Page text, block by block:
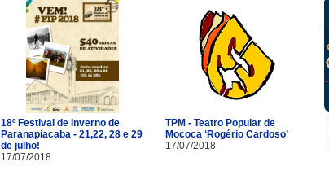
18º Festival de Inverno de
Paranapiacaba - 21,22, 28 e 29
de julho!
17/07/2018
TPM - Teatro Popular de
Mococa ‘Rogério Cardoso’
17/07/2018